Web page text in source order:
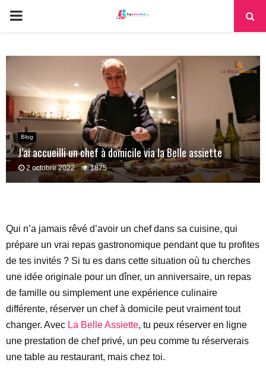
PRIMARY
Blog
J’ai accueilli un chef à domicile via la Belle assiette
2 octobre 2022 1875
Qui n’a jamais rêvé d’avoir un chef dans sa cuisine, qui
prépare un vrai repas gastronomique pendant que tu profites
de tes invités ? Si tu es dans cette situation où tu cherches
une idée originale pour un dîner, un anniversaire, un repas
de famille ou simplement une expérience culinaire
différente, réserver un chef à domicile peut vraiment tout
changer. Avec La Belle Assiette, tu peux réserver en ligne
une prestation de chef privé, un peu comme tu réserverais
une table au restaurant, mais chez toi.